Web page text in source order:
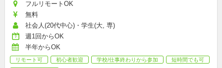
フルリモートOK
無料
社会人(20代中心)・学生(大, 専)
週1回からOK
半年からOK
リモート可 初心者歓迎 学校/仕事終わりから参加
短時間でも可